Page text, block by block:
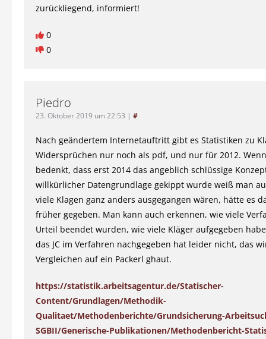
zurückliegend, informiert!
0
0
Piedro
23. Oktober 2019 um 22:53 | #
Nach geändertem Internetauftritt gibt es Statistiken zu
Widersprüchen nur noch als pdf, und nur für 2012.
bedenkt, dass erst 2014 das angeblich schlüssige
willkürlicher Datengrundlage gekippt wurde weiß man
viele Klagen ganz anders ausgegangen wären, hätte es
früher gegeben. Man kann auch erkennen, wie viele
Urteil beendet wurden, wie viele Kläger aufgegeben
das JC im Verfahren nachgegeben hat leider nicht, das
Vergleichen auf ein Packerl ghaut.
https://statistik.arbeitsagentur.de/Statischer-
Content/Grundlagen/Methodik-
Qualitaet/Methodenberichte/Grundsicherung-
SGBII/Generische-Publikationen/Methodenbericht-